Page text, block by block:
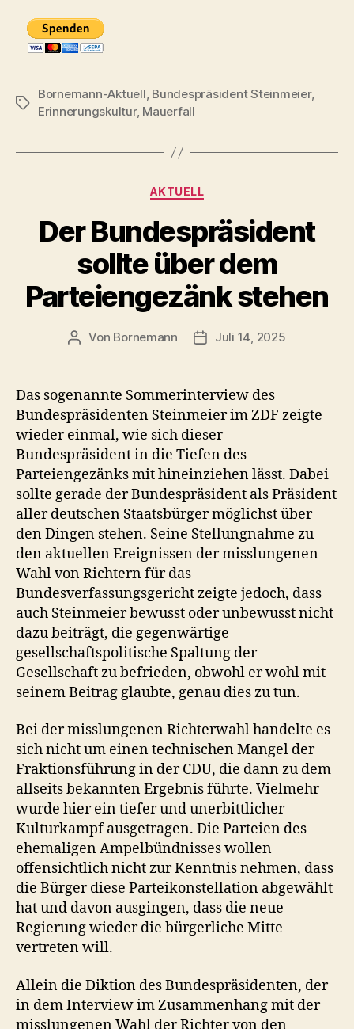
Schlagwörter
Bornemann-Aktuell, Bundespräsident Steinmeier,
Erinnerungskultur, Mauerfall
Kategorien
AKTUELL
Der Bundespräsident
sollte über dem
Parteiengezänk stehen
Beitragsautor
Von Bornemann Veröffentlichungsdatum
Juli 14, 2025
Das sogenannte Sommerinterview des
Bundespräsidenten Steinmeier im ZDF zeigte
wieder einmal, wie sich dieser
Bundespräsident in die Tiefen des
Parteiengezänks mit hineinziehen lässt. Dabei
sollte gerade der Bundespräsident als Präsident
aller deutschen Staatsbürger möglichst über
den Dingen stehen. Seine Stellungnahme zu
den aktuellen Ereignissen der misslungenen
Wahl von Richtern für das
Bundesverfassungsgericht zeigte jedoch, dass
auch Steinmeier bewusst oder unbewusst nicht
dazu beiträgt, die gegenwärtige
gesellschaftspolitische Spaltung der
Gesellschaft zu befrieden, obwohl er wohl mit
seinem Beitrag glaubte, genau dies zu tun.
Bei der misslungenen Richterwahl handelte es
sich nicht um einen technischen Mangel der
Fraktionsführung in der CDU, die dann zu dem
allseits bekannten Ergebnis führte. Vielmehr
wurde hier ein tiefer und unerbittlicher
Kulturkampf ausgetragen. Die Parteien des
ehemaligen Ampelbündnisses wollen
offensichtlich nicht zur Kenntnis nehmen, dass
die Bürger diese Parteikonstellation abgewählt
hat und davon ausgingen, dass die neue
Regierung wieder die bürgerliche Mitte
vertreten will.
Allein die Diktion des Bundespräsidenten, der
in dem Interview im Zusammenhang mit der
misslungenen Wahl der Richter von den